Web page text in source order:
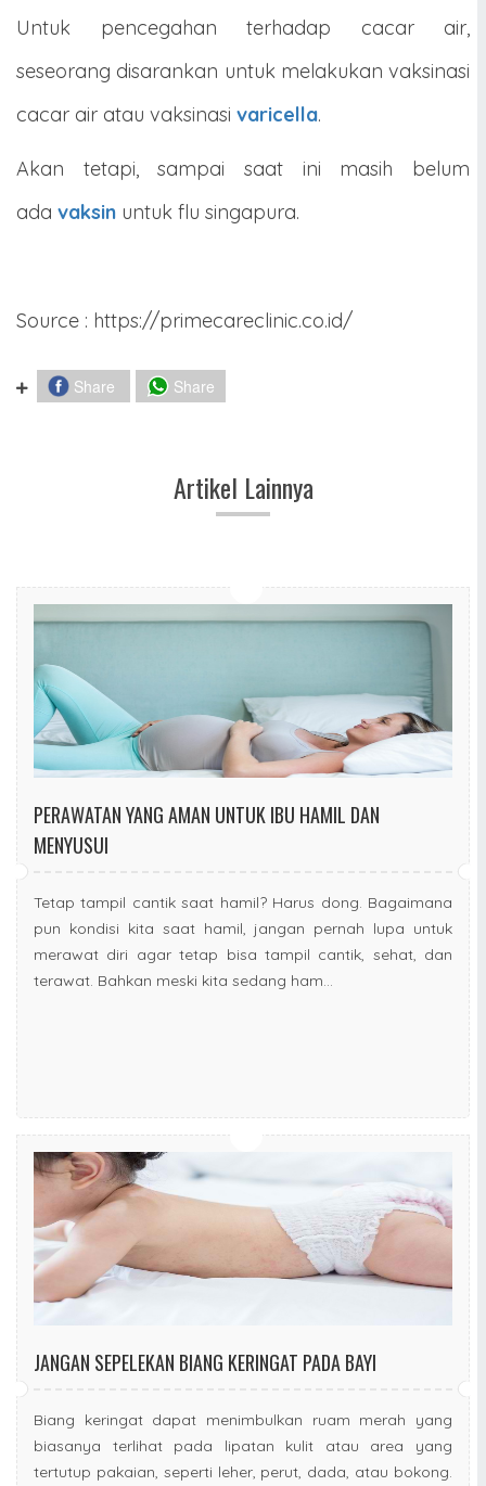
Untuk pencegahan terhadap cacar air,
seseorang disarankan untuk melakukan vaksinasi
cacar air atau vaksinasi varicella.
Akan tetapi, sampai saat ini masih belum
ada vaksin untuk flu singapura.
Source : https://primecareclinic.co.id/
Share Share
Artikel Lainnya
PERAWATAN YANG AMAN UNTUK IBU HAMIL DAN
MENYUSUI
Tetap tampil cantik saat hamil? Harus dong. Bagaimana
pun kondisi kita saat hamil, jangan pernah lupa untuk
merawat diri agar tetap bisa tampil cantik, sehat, dan
terawat. Bahkan meski kita sedang ham...
JANGAN SEPELEKAN BIANG KERINGAT PADA BAYI
Biang keringat dapat menimbulkan ruam merah yang
biasanya terlihat pada lipatan kulit atau area yang
tertutup pakaian, seperti leher, perut, dada, atau bokong.